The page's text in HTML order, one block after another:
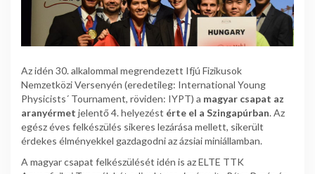
Az idén 30. alkalommal megrendezett Ifjú Fizikusok
Nemzetközi Versenyén (eredetileg: International Young
Physicists´ Tournament, röviden: IYPT) a magyar csapat az
aranyérmet jelentő 4. helyezést érte el a Szingapúrban. Az
egész éves felkészülés sikeres lezárása mellett, sikerült
érdekes élményekkel gazdagodni az ázsiai miniállamban.
A magyar csapat felkészülését idén is az ELTE TTK